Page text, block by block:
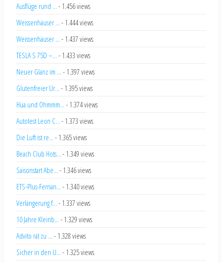
Ausflüge rund ... - 1.456 views
Weissenhäuser ... - 1.444 views
Weissenhäuser ... - 1.437 views
TESLA S 75D –... - 1.433 views
Neuer Glanz im ... - 1.397 views
Glutenfreier Ur... - 1.395 views
Hüa und Ohmmm... - 1.374 views
Autotest Leon C... - 1.373 views
Die Luft ist re... - 1.365 views
Beach Club Hots... - 1.349 views
Saisonstart Abe... - 1.346 views
ETS-Plus-Fernan... - 1.340 views
Verlängerung f... - 1.337 views
10 Jahre Kleinb... - 1.329 views
Advito rät zu ... - 1.328 views
Sicher in den U... - 1.325 views